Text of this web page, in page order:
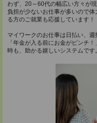
わず、20～60代の幅広い方々が
負担が少ないお仕事が多いので
る方のご就業も応援しています！
マイワークのお仕事は日払い、
「年金が入る前にお金がピンチ
時も、助かる嬉しいシステムで